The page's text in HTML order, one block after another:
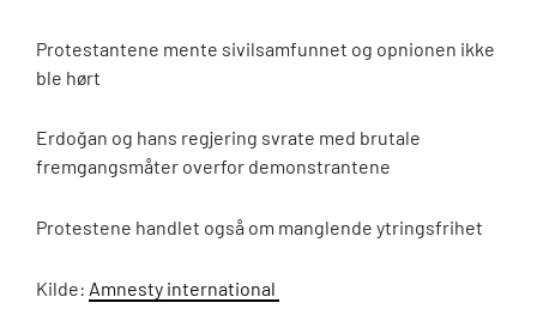
Protestantene mente sivilsamfunnet og opnionen ikke
ble hørt
Erdoğan og hans regjering svrate med brutale
fremgangsmåter overfor demonstrantene
Protestene handlet også om manglende ytringsfrihet
Kilde: Amnesty international